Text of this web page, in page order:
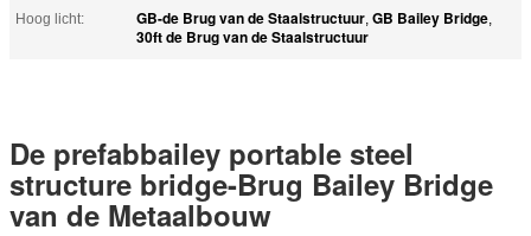
Hoog licht:
GB-de Brug van de Staalstructuur, GB Bailey Bridge,
30ft de Brug van de Staalstructuur
De prefabbailey portable steel
structure bridge-Brug Bailey Bridge
van de Metaalbouw